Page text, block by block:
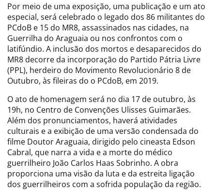
Por meio de uma exposição, uma publicação e um ato
especial, será celebrado o legado dos 86 militantes do
PCdoB e 15 do MR8, assassinados nas cidades, na
Guerrilha do Araguaia ou nos confrontos com o
latifúndio. A inclusão dos mortos e desaparecidos do
MR8 decorre da incorporação do Partido Pátria Livre
(PPL), herdeiro do Movimento Revolucionário 8 de
Outubro, às fileiras do o PCdoB, em 2019.
O ato de homenagem será no dia 17 de outubro, às
19h, no Centro de Convenções Ulisses Guimarães.
Além dos pronunciamentos, haverá atividades
culturais e a exibição de uma versão condensada do
filme Doutor Araguaia, dirigido pelo cineasta Edson
Cabral, que narra a vida e a morte do médico
guerrilheiro João Carlos Haas Sobrinho. A obra
proporciona uma visão da luta e da estreita ligação
dos guerrilheiros com a sofrida população da região.